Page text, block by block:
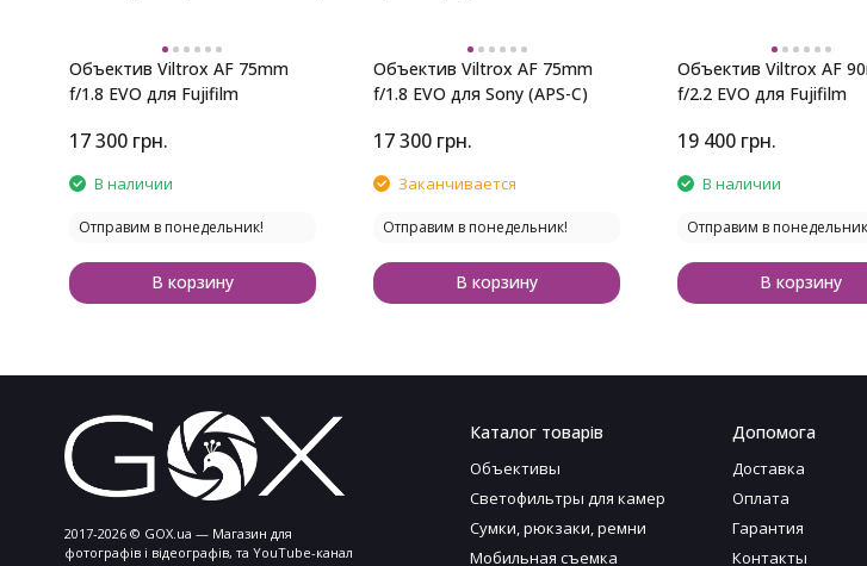
Объектив Viltrox AF 75mm
f/1.8 EVO для Fujifilm
17 300 грн.
В наличии
Отправим в понедельник!
В корзину
Объектив Viltrox AF 75mm
f/1.8 EVO для Sony (APS-C)
17 300 грн.
Заканчивается
Отправим в понедельник!
В корзину
Объектив Viltrox AF
f/2.2 EVO для Fujifilm
19 400 грн.
В наличии
Отправим в
В корзину
2017-2026 © GOX.ua — Магазин для
фотографів і відеографів, та YouTube-канал
Каталог товарів
Объективы
Светофильтры для камер
Сумки, рюкзаки, ремни
Мобильная съемка
Допомога
Доставка
Оплата
Гарантия
Контакты